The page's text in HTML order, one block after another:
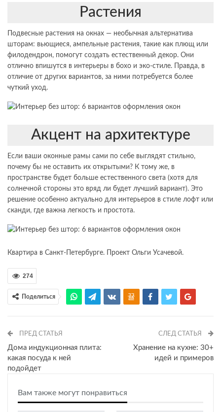
Растения
Подвесные растения на окнах — необычная альтернатива
шторам: вьющиеся, ампельные растения, такие как плющ или
филодендрон, помогут создать естественный декор. Они
отлично впишутся в интерьеры в бохо и эко-стиле. Правда, в
отличие от других вариантов, за ними потребуется более
чуткий уход.
Акцент на архитектуре
Если ваши оконные рамы сами по себе выглядят стильно,
почему бы не оставить их открытыми? К тому же, в
пространстве будет больше естественного света (хотя для
солнечной стороны это вряд ли будет лучший вариант). Это
решение особенно актуально для интерьеров в стиле лофт или
сканди, где важна легкость и простота.
Квартира в Санкт-Петербурге. Проект Ольги Усачевой.
274
Поделиться
ПРЕД СТАТЬЯ
Дома индукционная плита:
какая посуда к ней
подойдет
СЛЕД СТАТЬЯ
Хранение на кухне: 30+
идей и примеров
Вам также могут понравиться